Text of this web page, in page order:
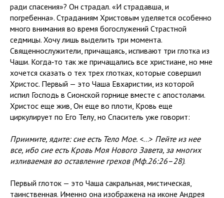
ради спасения»? Он страдал. «И страдавша, и
погребенна». Страданиям Христовым уделяется особенно
много внимания во время богослужений Страстной
седмицы. Хочу лишь выделить три момента.
Священнослужители, причащаясь, испивают три глотка из
Чаши. Когда‑то так же причащались все христиане, но мне
хочется сказать о тех трех глотках, которые совершил
Христос. Первый — это Чаша Евхаристии, из которой
испил Господь в Сионской горнице вместе с апостолами.
Христос еще жив, Он еще во плоти, Кровь еще
циркулирует по Его Телу, но Спаситель уже говорит:
Приимите, ядите: сие есть Тело Мое. <…> Пейте из нее
все, ибо сие есть Кровь Моя Нового Завета, за многих
изливаемая во оставление грехов (Мф.26:26–28).
Первый глоток — это Чаша сакральная, мистическая,
таинственная. Именно она изображена на иконе Андрея